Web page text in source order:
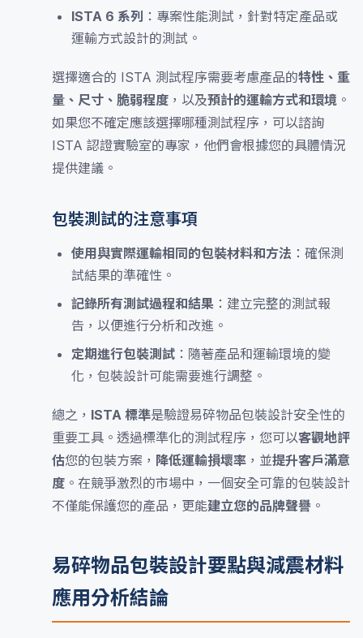
ISTA 6 系列 ：專案性能測試，針對特定產品或
運輸方式設計的測試。
選擇適合的 ISTA 測試程序需要考慮產品的特性、重
量、尺寸、脆弱程度 ，以及預計的運輸方式和環境 。
如果您不確定應該選擇哪種測試程序，可以諮詢
ISTA 認證實驗室的專家，他們會根據您的具體情況
提供建議。
包裝測試的注意事項
使用與實際運輸相同的包裝材料和方法 ：確保測
試結果的準確性。
記錄所有測試過程和結果 ：建立完整的測試報
告，以便進行分析和改進。
定期進行包裝測試 ：隨著產品和運輸環境的變
化，包裝設計可能需要進行調整。
總之， ISTA 標準是驗證易碎物品包裝設計安全性的
重要工具。透過標準化的測試程序，您可以客觀地評
估您的包裝方案， 降低運輸損壞率 ，並提升客戶滿意
度 。在競爭激烈的市場中，一個安全可靠的包裝設計
不僅能保護您的產品，更能建立您的品牌聲譽 。
易碎物品包裝設計要點與減震材料
應用分析結論